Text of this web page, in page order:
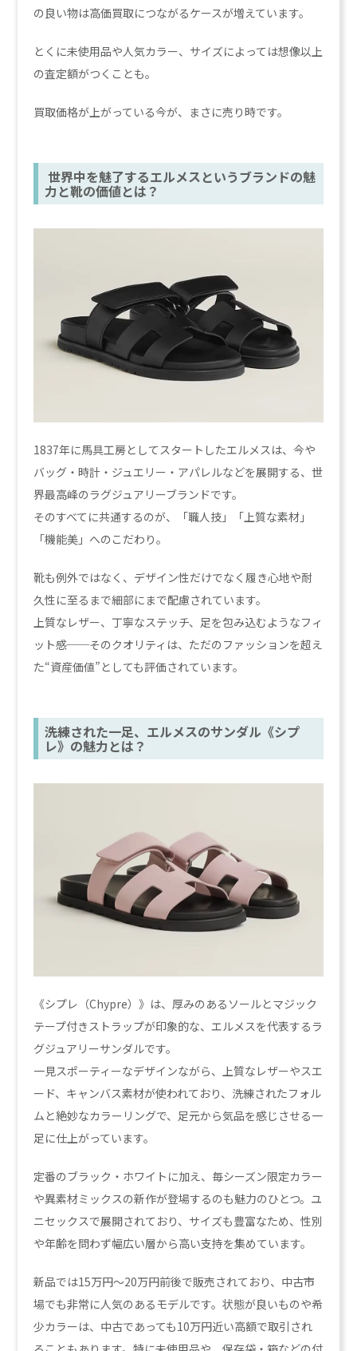
の良い物は高価買取につながるケースが増えています。
とくに未使用品や人気カラー、サイズによっては想像以上
の査定額がつくことも。
買取価格が上がっている今が、まさに売り時です。
世界中を魅了するエルメスというブランドの魅
力と靴の価値とは？
1837年に馬具工房としてスタートしたエルメスは、今や
バッグ・時計・ジュエリー・アパレルなどを展開する、世
界最高峰のラグジュアリーブランドです。
そのすべてに共通するのが、「職人技」「上質な素材」
「機能美」へのこだわり。
靴も例外ではなく、デザイン性だけでなく履き心地や耐
久性に至るまで細部にまで配慮されています。
上質なレザー、丁寧なステッチ、足を包み込むようなフィ
ット感──そのクオリティは、ただのファッションを超え
た“資産価値”としても評価されています。
洗練された一足、エルメスのサンダル《シプ
レ》の魅力とは？
《シプレ（Chypre）》は、厚みのあるソールとマジック
テープ付きストラップが印象的な、エルメスを代表するラ
グジュアリーサンダルです。
一見スポーティーなデザインながら、上質なレザーやスエ
ード、キャンバス素材が使われており、洗練されたフォル
ムと絶妙なカラーリングで、足元から気品を感じさせる一
足に仕上がっています。
定番のブラック・ホワイトに加え、毎シーズン限定カラー
や異素材ミックスの新作が登場するのも魅力のひとつ。ユ
ニセックスで展開されており、サイズも豊富なため、性別
や年齢を問わず幅広い層から高い支持を集めています。
新品では15万円〜20万円前後で販売されており、中古市
場でも非常に人気のあるモデルです。状態が良いものや希
少カラーは、中古であっても10万円近い高額で取引され